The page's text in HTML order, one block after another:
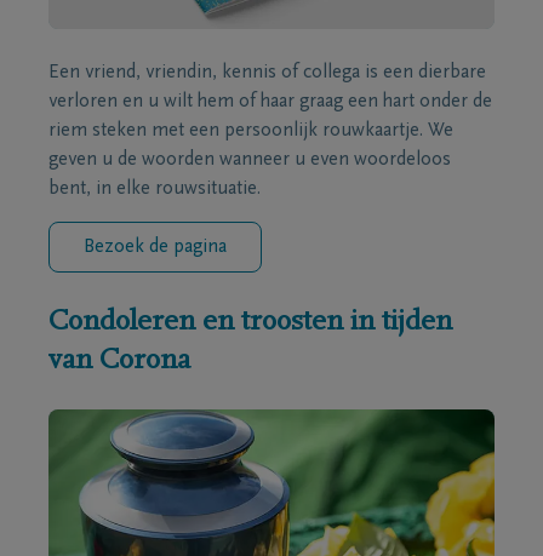
Een vriend, vriendin, kennis of collega is een dierbare
verloren en u wilt hem of haar graag een hart onder de
riem steken met een persoonlijk rouwkaartje. We
geven u de woorden wanneer u even woordeloos
bent, in elke rouwsituatie.
Bezoek de pagina
Condoleren en troosten in tijden
van Corona